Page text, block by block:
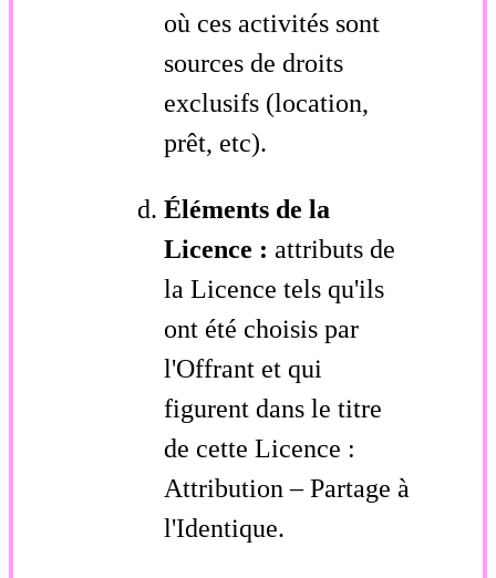
où ces activités sont
sources de droits
exclusifs (location,
prêt, etc).
Éléments de la
Licence : attributs de
la Licence tels qu'ils
ont été choisis par
l'Offrant et qui
figurent dans le titre
de cette Licence :
Attribution – Partage à
l'Identique.